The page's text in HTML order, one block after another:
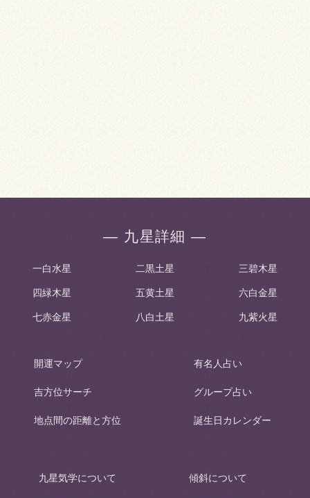
― 九星詳細 ―
一白水星 二黒土星 三碧木星
四緑木星 五黄土星 六白金星
七赤金星 八白土星 九紫火星
開運マップ
吉方位サーチ
地点間の距離と方位
有名人占い
グループ占い
誕生日カレンダー
九星気学について 傾斜について